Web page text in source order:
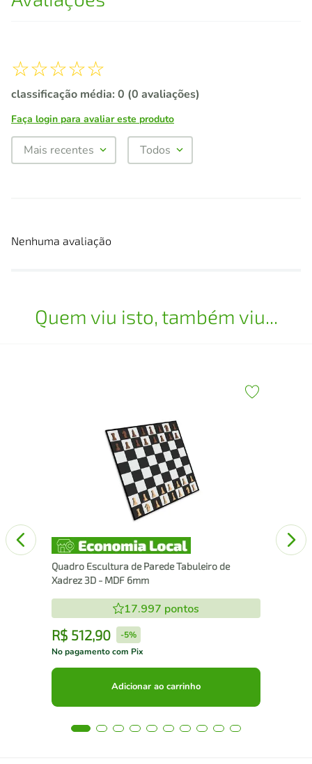
☆☆☆☆☆
classificação média: 0 (0 avaliações)
Faça login para avaliar este produto
Mais recentes Todos
Nenhuma avaliação
Quem viu isto, também viu...
Quadro Escultura de Parede Tabuleiro de
Xadrez 3D - MDF 6mm
17.997 pontos
R$ 512,90 -5%
No pagamento com Pix
Adicionar ao carrinho